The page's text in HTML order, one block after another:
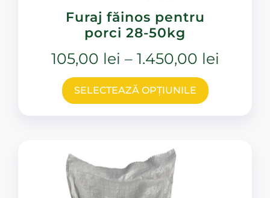
Furaj făinos pentru
porci 28-50kg
105,00 lei – 1.450,00 lei
SELECTEAZĂ OPȚIUNILE